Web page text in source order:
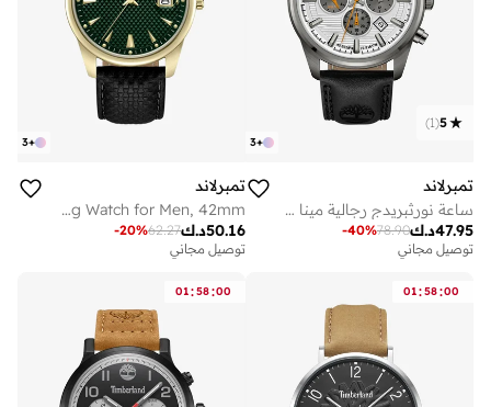
+
3
5
(
1
)
تمبرلاند
ساعة نورثبريدج رجالية مينا بيضاء 45 مم بحزام جلد أسود
د.ك47.95
78.90
-40%
توصيل مجاني
+
3
تمبرلاند
Jahscepi Green Dial Leather Strap Analog Watch for Men, 42mm
د.ك50.16
62.27
-20%
توصيل مجاني
01:58:00
01:58:00